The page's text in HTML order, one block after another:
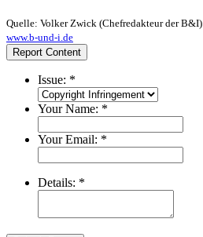
Quelle: Volker Zwick (Chefredakteur der B&I)
www.b-und-i.de
Report Content
Issue: *
Your Name: *
Your Email: *
Details: *